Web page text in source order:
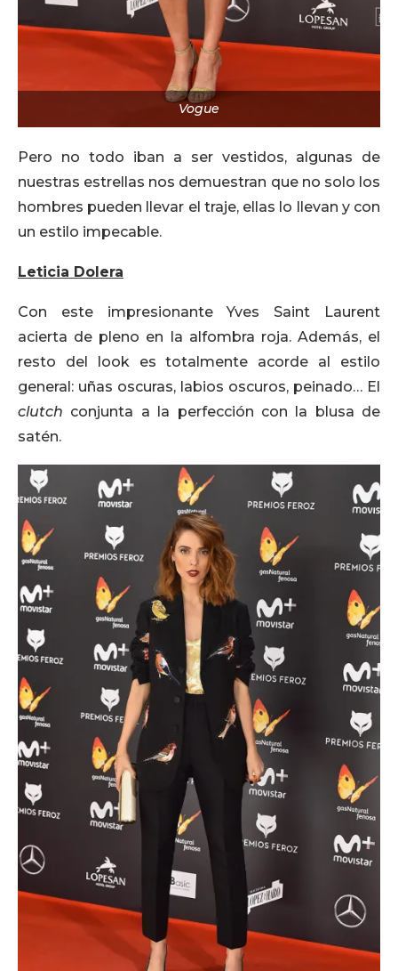
Vogue
Pero no todo iban a ser vestidos, algunas de
nuestras estrellas nos demuestran que no solo los
hombres pueden llevar el traje, ellas lo llevan y con
un estilo impecable.
Leticia Dolera
Con este impresionante Yves Saint Laurent
acierta de pleno en la alfombra roja. Además, el
resto del look es totalmente acorde al estilo
general: uñas oscuras, labios oscuros, peinado… El
clutch conjunta a la perfección con la blusa de
satén.